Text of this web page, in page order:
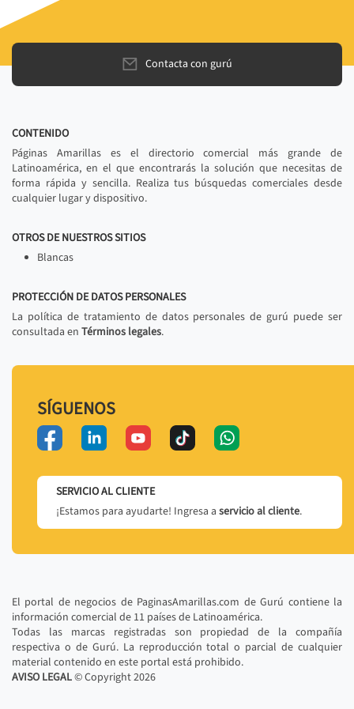
Contacta con gurú
CONTENIDO
Páginas Amarillas es el directorio comercial más grande de
Latinoamérica, en el que encontrarás la solución que necesitas de
forma rápida y sencilla. Realiza tus búsquedas comerciales desde
cualquier lugar y dispositivo.
OTROS DE NUESTROS SITIOS
Blancas
PROTECCIÓN DE DATOS PERSONALES
La política de tratamiento de datos personales de gurú puede ser
consultada en Términos legales.
SÍGUENOS
SERVICIO AL CLIENTE
¡Estamos para ayudarte! Ingresa a servicio al cliente.
El portal de negocios de PaginasAmarillas.com de Gurú contiene la
información comercial de 11 países de Latinoamérica.
Todas las marcas registradas son propiedad de la compañía
respectiva o de Gurú. La reproducción total o parcial de cualquier
material contenido en este portal está prohibido.
AVISO LEGAL© Copyright2026